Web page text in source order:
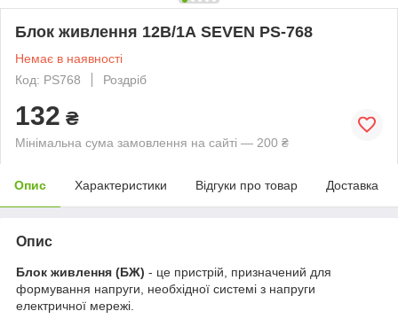
Блок живлення 12В/1А SEVEN PS-768
Немає в наявності
Код: PS768
Роздріб
132 ₴
Мінімальна сума замовлення на сайті — 200 ₴
Опис Характеристики Відгуки про товар Доставка
Опис
Блок живлення (БЖ) - це пристрій, призначений для
формування напруги, необхідної системі з напруги
електричної мережі.